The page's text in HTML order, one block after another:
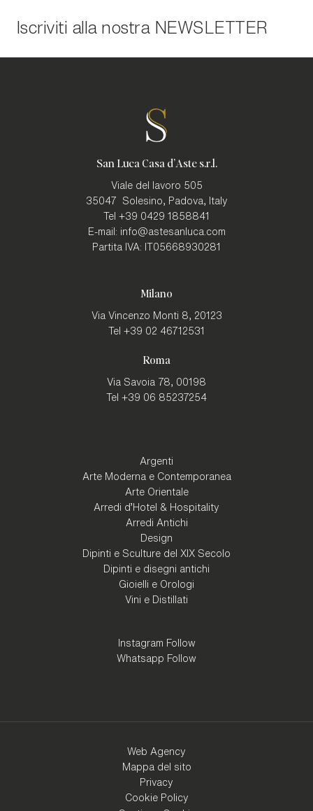
Iscriviti alla nostra NEWSLETTER
San Luca Casa d'Aste s.r.l.
Viale del lavoro 505
35047 Solesino, Padova Italy
Tel +39 0429 1858841
E-mail: info@astesanluca.com
Partita IVA: IT05668930281
Milano
Via Vincenzo Monti 8, 20123
Tel +39 02 46712531
Roma
Via Savoia 78, 00198
Tel +39 06 85237254
Argenti
Arte Moderna e Contemporanea
Arte Orientale
Arredi d'Hotel & Hospitality
Arredi Antichi
Design
Dipinti e Sculture del XIX Secolo
Dipinti e disegni antichi
Gioielli e Orologi
Vini e Distillati
Instagram Follow
Whatsapp Follow
Web Agency
Mappa del sito
Privacy
Cookie Policy